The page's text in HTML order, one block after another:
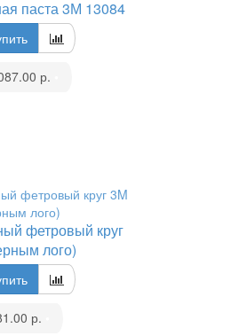
паста 3М 13084
р.
фетровый круг
лого)
р.